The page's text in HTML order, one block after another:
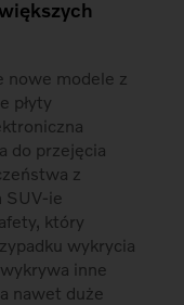
nowe modele z
płyty
do przejęcia
z
SUV-ie
który
wykrycia
inne
nawet duże